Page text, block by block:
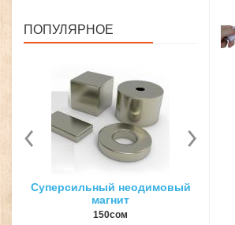
ПОПУЛЯРНОЕ
3D ручка для объемного
рисования
1350сом 1190сом